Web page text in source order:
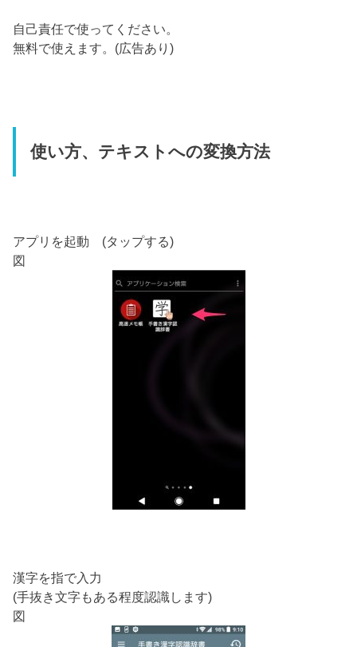
自己責任で使ってください。
無料で使えます。(広告あり)
使い方、テキストへの変換方法
アプリを起動 (タップする)
図
漢字を指で入力
(手抜き文字もある程度認識します)
図